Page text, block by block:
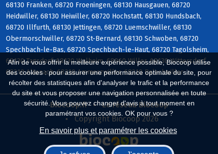
Afin de vous offrir la meilleure expérience possible, Biocoop utilise
des cookies : pour assurer une performance optimale du site, pour
récolter des statistiques afin d'analyser le trafic et la performance
du site et vous proposer une navigation personnalisée en toute
sécurité. Vous pouvez changer d'avis à tout moment en
paramétrant vos cookies. OK pour vous ?
En savoir plus et paramétrer les cookies
68130 Franken, 68720 Froeningen, 68130 Hausgauen, 68720
Heidwiller, 68130 Heiwiller, 68720 Hochstatt, 68130 Hundsbach,
68720 Illfurth, 68130 Jettingen, 68720 Luemschwiller, 68130
Obermorschwiller, 68720 St-Bernard, 68130 Schwoben, 68720
Spechbach-le-Bas, 68720 Spechbach-le-Haut, 68720 Tagolsheim,
68130 Tagsdorf, 68130 Walheim, 68960 Willer, 68130 Wittersdorf,
68210 Altenach, 68210 Ammerzwiller, 68210 Balschwiller
Biocoop.fr
Le réseau Biocoop
Copyright Biocoop 2026